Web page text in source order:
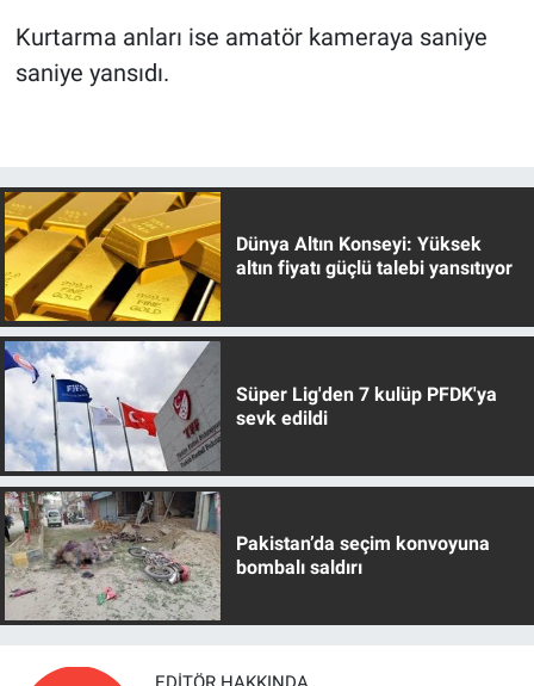
Kurtarma anları ise amatör kameraya saniye
saniye yansıdı.
Dünya Altın Konseyi: Yüksek
altın fiyatı güçlü talebi yansıtıyor
Süper Lig'den 7 kulüp PFDK'ya
sevk edildi
Pakistan’da seçim konvoyuna
bombalı saldırı